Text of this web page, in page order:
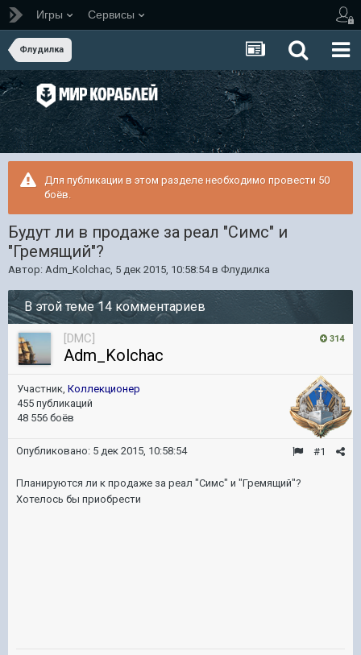
Игры Сервисы
Флудилка
Для публикации в этом разделе необходимо провести 50
боёв.
Будут ли в продаже за реал "Симс" и
"Гремящий"?
Автор: Adm_Kolchac, 5 дек 2015, 10:58:54в Флудилка
В этой теме 14 комментариев
314
[DMC]
Adm_Kolchac
Участник, Коллекционер
455 публикаций
48 556 боёв
#1
Опубликовано: 5 дек 2015, 10:58:54
Планируются ли к продаже за реал "Симс" и "Гремящий"?
Хотелось бы приобрести